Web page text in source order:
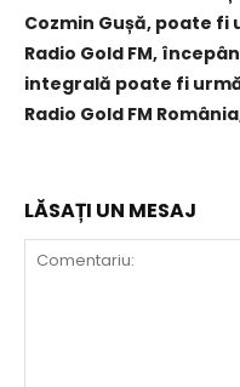
Cozmin Gușă, poate fi
Radio Gold FM,
integrală poate fi
Radio Gold FM
LĂSAȚI UN MESAJ